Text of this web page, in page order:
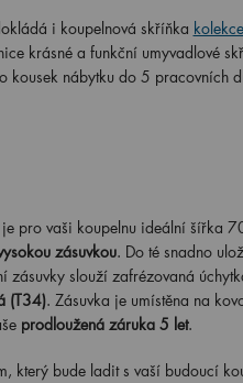
i koupelnová skříňka
krásné a funkční umyvadlové
nábytku do 5 pracovních
pro vaši koupelnu ideální šířka
zásuvkou. Do té snadno
slouží zafrézovaná
(T34). Zásuvka je umístěna na
prodloužená záruka 5 let.
který bude ladit s vaší budoucí